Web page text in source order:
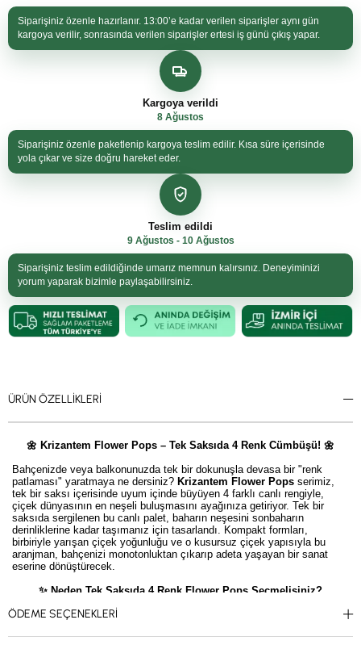
Siparişiniz özenle hazırlanır. 13:00’e kadar verilen siparişler aynı gün
kargoya verilir, sonrasında verilen siparişler ertesi iş günü çıkış yapar.
Kargoya verildi
8 Ağustos
Siparişiniz özenle paketlenip kargoya teslim edilir. Kısa süre içerisinde
yola çıkar ve size doğru hareket eder.
Teslim edildi
9 Ağustos - 10 Ağustos
Siparişiniz teslim edildiğinde umarız memnun kalırsınız. Deneyiminizi
yorum yaparak bizimle paylaşabilirsiniz.
ÜRÜN ÖZELLIKLERI
🌼 Krizantem Flower Pops – Tek Saksıda 4 Renk Cümbüşü! 🌼
Bahçenizde veya balkonunuzda tek bir dokunuşla devasa bir "renk
patlaması" yaratmaya ne dersiniz? Krizantem Flower Pops serimiz,
tek bir saksı içerisinde uyum içinde büyüyen 4 farklı canlı rengiyle,
çiçek dünyasının en neşeli buluşmasını ayağınıza getiriyor. Tek bir
saksıda sergilenen bu canlı palet, baharın neşesini sonbaharın
derinliklerine kadar taşımanız için tasarlandı. Kompakt formları,
birbiriyle yarışan çiçek yoğunluğu ve o kusursuz çiçek yapısıyla bu
aranjman, bahçenizi monotonluktan çıkarıp adeta yaşayan bir sanat
eserine dönüştürecek.
✨ Neden Tek Saksıda 4 Renk Flower Pops Seçmelisiniz?
Tek Saksıda Şölen:4 ayrı bitkiyle uğraşmanıza gerek yok!
kusursuz bir renk uyumu ve dolgunluk sunar.
ÖDEME SEÇENEKLERI